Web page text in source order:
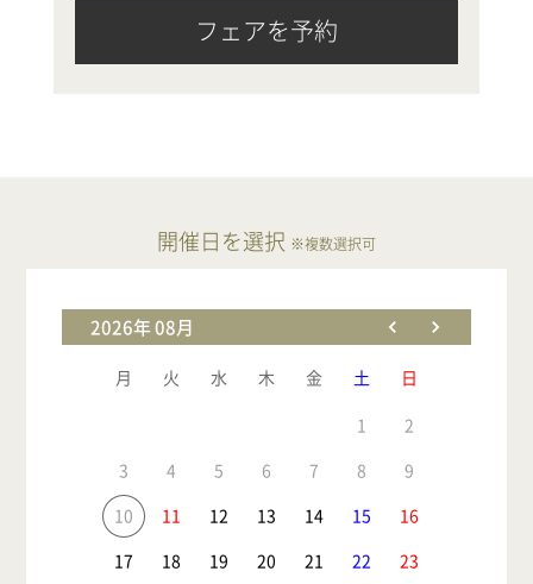
フェアを予約
開催日を選択 ※複数選択可
2026年 08月
月 火 水 木 金 土
日
1
2
3
4 5 6 7 8
9
10
11 12 13 14 15
16
17
18 19 20 21 22
23